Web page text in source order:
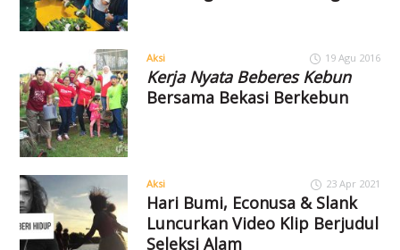
Aksi 19 Agu 2016
Kerja Nyata Beberes Kebun
Bersama Bekasi Berkebun
Aksi 23 Apr 2021
Hari Bumi, Econusa & Slank
Luncurkan Video Klip Berjudul
Seleksi Alam